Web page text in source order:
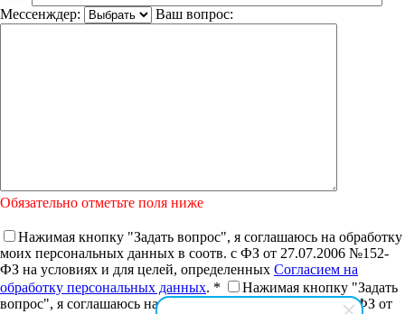
Мессенждер:
Ваш вопрос:
Обязательно отметьте поля ниже
Нажимая кнопку "Задать вопрос", я соглашаюсь на обработку
моих персональных данных в соотв. с ФЗ от 27.07.2006 №152-
ФЗ на условиях и для целей, определенных Согласием на
обработку персональных данных. *
Нажимая кнопку "Задать
вопрос", я соглашаюсь на получение рассылки в соотв. с ФЗ от